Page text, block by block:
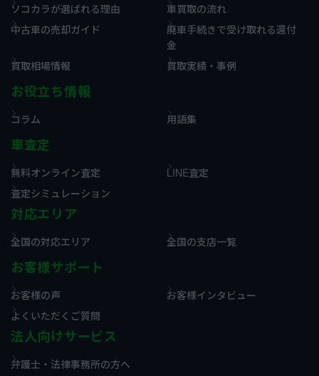
ソコカラが選ばれる理由
車買取の流れ
中古車の売却ガイド
廃車手続きで受け取れる還付
金
買取相場情報
買取実績・事例
お役立ち情報
コラム 用語集
車査定
無料オンライン査定
LINE査定
査定シミュレーション
対応エリア
全国の対応エリア 全国の支店一覧
お客様サポート
お客様の声
お客様インタビュー
よくいただくご質問
法人向けサービス
弁護士・法律事務所の方へ